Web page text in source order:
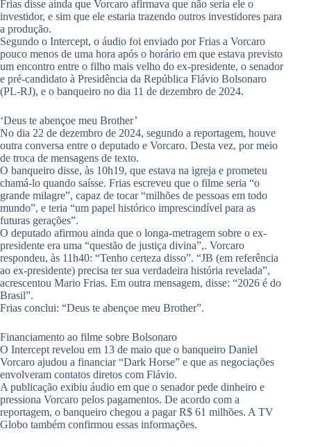
Frias disse ainda que Vorcaro afirmava que não seria ele o
investidor, e sim que ele estaria trazendo outros investidores para
a produção.
Segundo o Intercept, o áudio foi enviado por Frias a Vorcaro
pouco menos de uma hora após o horário em que estava previsto
um encontro entre o filho mais velho do ex-presidente, o senador
e pré-candidato à Presidência da República Flávio Bolsonaro
(PL-RJ), e o banqueiro no dia 11 de dezembro de 2024.
‘Deus te abençoe meu Brother’
No dia 22 de dezembro de 2024, segundo a reportagem, houve
outra conversa entre o deputado e Vorcaro. Desta vez, por meio
de troca de mensagens de texto.
O banqueiro disse, às 10h19, que estava na igreja e prometeu
chamá-lo quando saísse. Frias escreveu que o filme seria “o
grande milagre”, capaz de tocar “milhões de pessoas em todo
mundo”, e teria “um papel histórico imprescindível para as
futuras gerações”.
O deputado afirmou ainda que o longa-metragem sobre o ex-
presidente era uma “questão de justiça divina”,. Vorcaro
respondeu, às 11h40: “Tenho certeza disso”. “JB (em referência
ao ex-presidente) precisa ter sua verdadeira história revelada”,
acrescentou Mario Frias. Em outra mensagem, disse: “2026 é do
Brasil”.
Frias conclui: “Deus te abençoe meu Brother”.
Financiamento ao filme sobre Bolsonaro
O Intercept revelou em 13 de maio que o banqueiro Daniel
Vorcaro ajudou a financiar “Dark Horse” e que as negociações
envolveram contatos diretos com Flávio.
A publicação exibiu áudio em que o senador pede dinheiro e
pressiona Vorcaro pelos pagamentos. De acordo com a
reportagem, o banqueiro chegou a pagar R$ 61 milhões. A TV
Globo também confirmou essas informações.